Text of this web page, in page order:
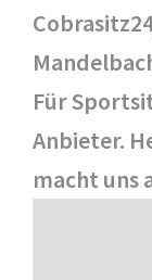
Für
Anbieter.
macht uns